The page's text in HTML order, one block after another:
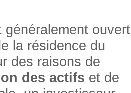
ouvert
la résidence du
des raisons de
des actifs et de